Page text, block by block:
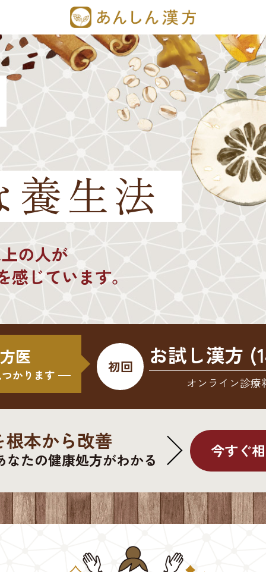
養生法
の人が
感じています。
医
かります 初回 お試し漢方
オンライン診療
本から改善
なたの健康処方がわかる 今すぐ